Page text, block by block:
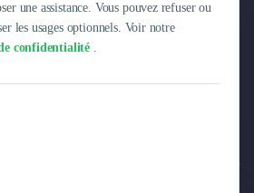
une assistance. Vous pouvez refuser ou
les usages optionnels. Voir notre
confidentialité .